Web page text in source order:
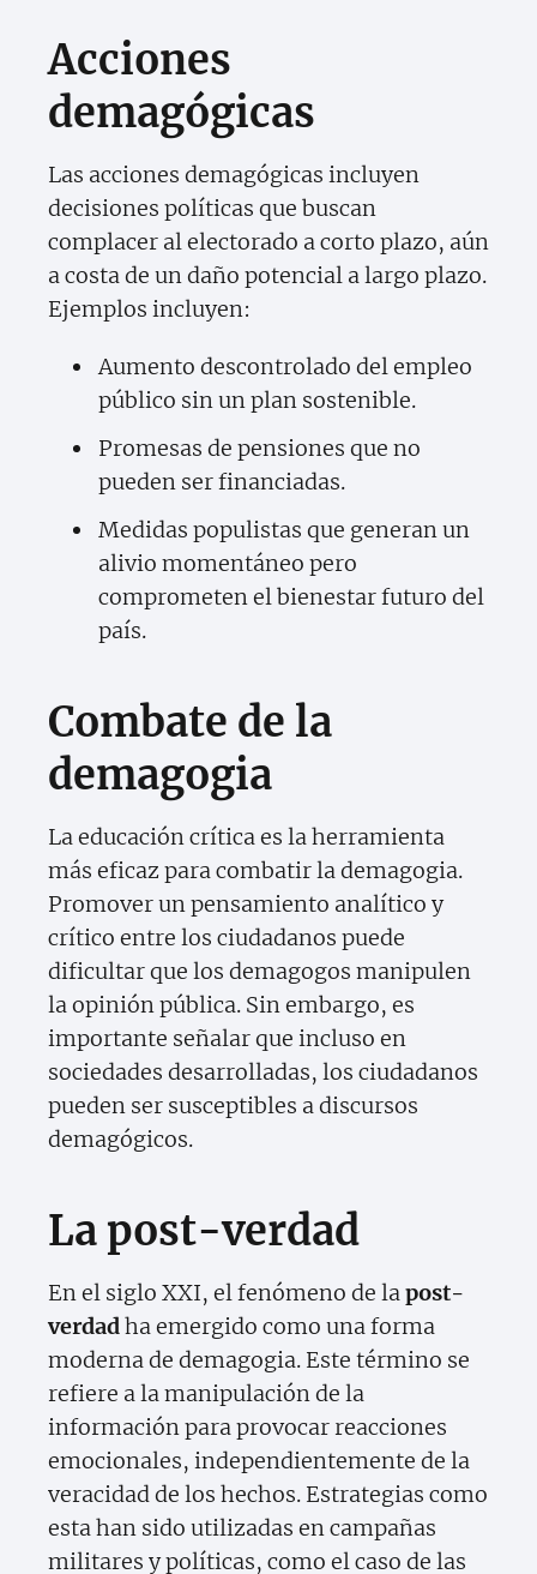
Acciones
demagógicas
Las acciones demagógicas incluyen
decisiones políticas que buscan
complacer al electorado a corto plazo, aún
a costa de un daño potencial a largo plazo.
Ejemplos incluyen:
Aumento descontrolado del empleo
público sin un plan sostenible.
Promesas de pensiones que no
pueden ser financiadas.
Medidas populistas que generan un
alivio momentáneo pero
comprometen el bienestar futuro del
país.
Combate de la
demagogia
La educación crítica es la herramienta
más eficaz para combatir la demagogia.
Promover un pensamiento analítico y
crítico entre los ciudadanos puede
dificultar que los demagogos manipulen
la opinión pública. Sin embargo, es
importante señalar que incluso en
sociedades desarrolladas, los ciudadanos
pueden ser susceptibles a discursos
demagógicos.
La post-verdad
En el siglo XXI, el fenómeno de lapost-
verdadha emergido como una forma
moderna de demagogia. Este término se
refiere a la manipulación de la
información para provocar reacciones
emocionales, independientemente de la
veracidad de los hechos. Estrategias como
esta han sido utilizadas en campañas
militares y políticas, como el caso de las